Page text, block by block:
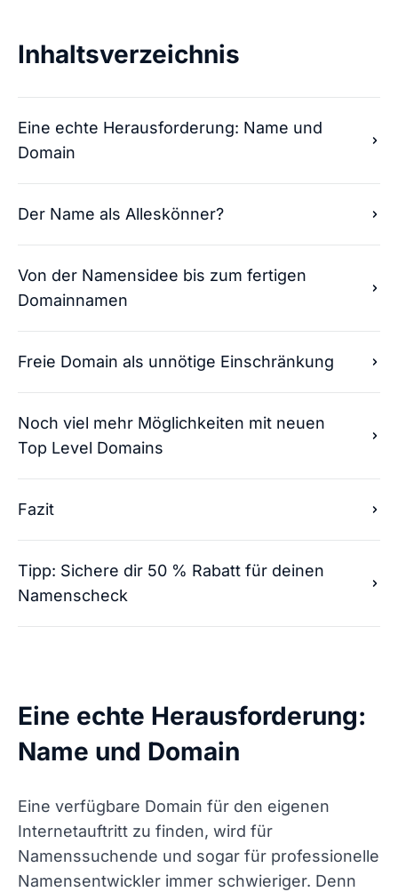
Inhaltsverzeichnis
Eine echte Herausforderung: Name und
Domain
Der Name als Alleskönner?
Von der Namensidee bis zum fertigen
Domainnamen
Freie Domain als unnötige Einschränkung
Noch viel mehr Möglichkeiten mit neuen
Top Level Domains
Fazit
Tipp: Sichere dir 50 % Rabatt für deinen
Namenscheck
Eine echte Herausforderung:
Name und Domain
Eine verfügbare Domain für den eigenen
Internetauftritt zu finden, wird für
Namenssuchende und sogar für professionelle
Namensentwickler immer schwieriger. Denn